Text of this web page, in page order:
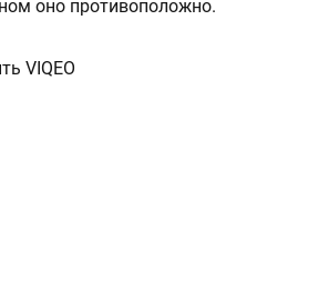
оно противоположно.
VIQEO